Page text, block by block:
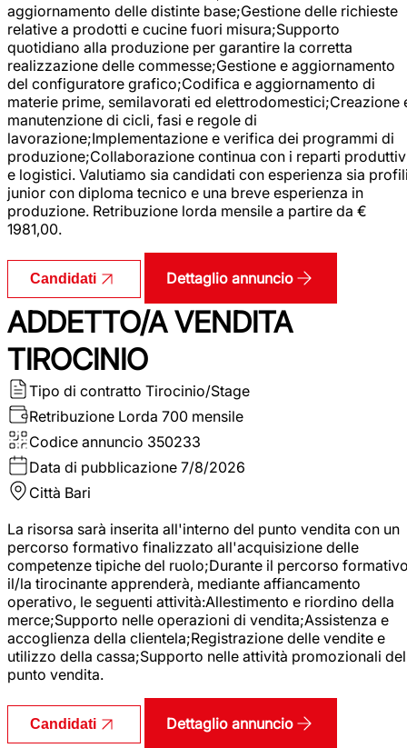
aggiornamento delle distinte base;Gestione delle richieste
relative a prodotti e cucine fuori misura;Supporto
quotidiano alla produzione per garantire la corretta
realizzazione delle commesse;Gestione e aggiornamento
del configuratore grafico;Codifica e aggiornamento di
materie prime, semilavorati ed elettrodomestici;Creazione
manutenzione di cicli, fasi e regole di
lavorazione;Implementazione e verifica dei programmi di
produzione;Collaborazione continua con i reparti
e logistici. Valutiamo sia candidati con esperienza sia
junior con diploma tecnico e una breve esperienza in
produzione. Retribuzione lorda mensile a partire da €
1981,00.
Candidati Dettaglio annuncio
ADDETTO/A VENDITA
TIROCINIO
Tipo di contratto Tirocinio/Stage
Retribuzione Lorda 700 mensile
Codice annuncio 350233
Data di pubblicazione 7/8/2026
Città Bari
La risorsa sarà inserita all'interno del punto vendita con un
percorso formativo finalizzato all'acquisizione delle
competenze tipiche del ruolo;Durante il percorso
il/la tirocinante apprenderà, mediante affiancamento
operativo, le seguenti attività:Allestimento e riordino della
merce;Supporto nelle operazioni di vendita;Assistenza e
accoglienza della clientela;Registrazione delle vendite e
utilizzo della cassa;Supporto nelle attività promozionali del
punto vendita.
Candidati Dettaglio annuncio